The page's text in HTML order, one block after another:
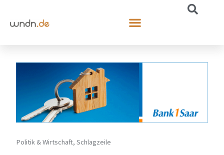
Politik & Wirtschaft,Schlagzeile